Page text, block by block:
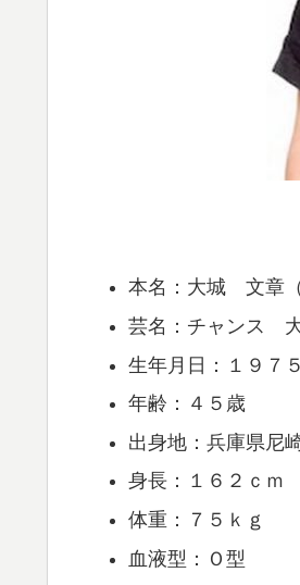
本名：大城 文章
芸名：チャンス
生年月日：１９７
年齢：４５歳
出身地：兵庫県尼
身長：１６２ｃｍ
体重：７５ｋｇ
血液型：Ｏ型